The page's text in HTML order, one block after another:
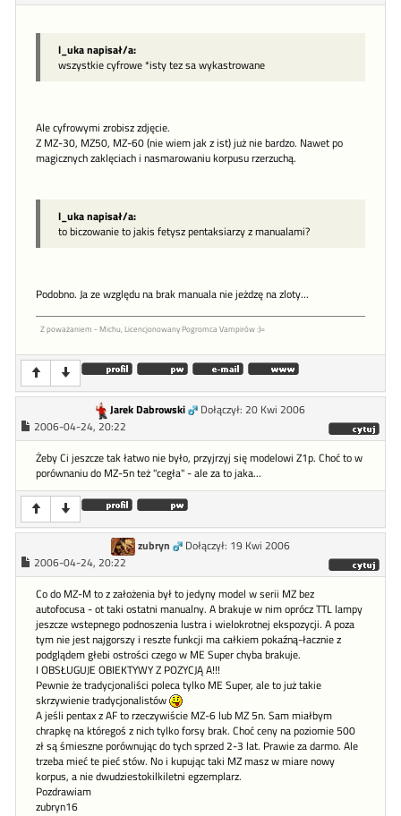
l_uka napisał/a:
wszystkie cyfrowe *isty tez sa wykastrowane
Ale cyfrowymi zrobisz zdjęcie.
Z MZ-30, MZ50, MZ-60 (nie wiem jak z ist) już nie bardzo. Nawet po
magicznych zaklęciach i nasmarowaniu korpusu rzerzuchą.
l_uka napisał/a:
to biczowanie to jakis fetysz pentaksiarzy z manualami?
Podobno. Ja ze względu na brak manuala nie jeżdzę na zloty...
Z poważaniem - Michu, Licencjonowany Pogromca Vampirów :)=
Jarek Dabrowski
Dołączył: 20 Kwi 2006
2006-04-24, 20:22
Żeby Ci jeszcze tak łatwo nie było, przyjrzyj się modelowi Z1p. Choć to w
porównaniu do MZ-5n też "cegła" - ale za to jaka...
zubryn
Dołączył: 19 Kwi 2006
2006-04-24, 20:22
Co do MZ-M to z założenia był to jedyny model w serii MZ bez
autofocusa - ot taki ostatni manualny. A brakuje w nim oprócz TTL lampy
jeszcze wstepnego podnoszenia lustra i wielokrotnej ekspozycji. A poza
tym nie jest najgorszy i reszte funkcji ma całkiem pokaźną-łacznie z
podglądem głebi ostrości czego w ME Super chyba brakuje.
I OBSŁUGUJE OBIEKTYWY Z POZYCJĄ A!!!
Pewnie że tradycjonaliści poleca tylko ME Super, ale to już takie
skrzywienie tradycjonalistów
A jeśli pentax z AF to rzeczywiście MZ-6 lub MZ 5n. Sam miałbym
chrapkę na któregoś z nich tylko forsy brak. Choć ceny na poziomie 500
zł są śmieszne porównując do tych sprzed 2-3 lat. Prawie za darmo. Ale
trzeba mieć te pieć stów. No i kupując taki MZ masz w miare nowy
korpus, a nie dwudziestokilkiletni egzemplarz.
Pozdrawiam
zubryn16